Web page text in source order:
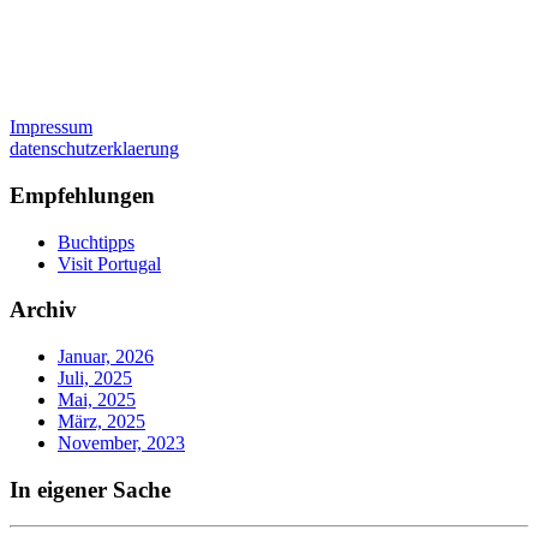
Impressum
datenschutzerklaerung
Empfehlungen
Buchtipps
Visit Portugal
Archiv
Januar, 2026
Juli, 2025
Mai, 2025
März, 2025
November, 2023
In eigener Sache